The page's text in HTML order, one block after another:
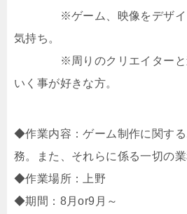
※ゲーム、映像をデザイン
気持ち。
※周りのクリエイターと連
いく事が好きな方。
◆作業内容：ゲーム制作に関す
務。また、それらに係る一切の業
◆作業場所：上野
◆期間：8月or9月～